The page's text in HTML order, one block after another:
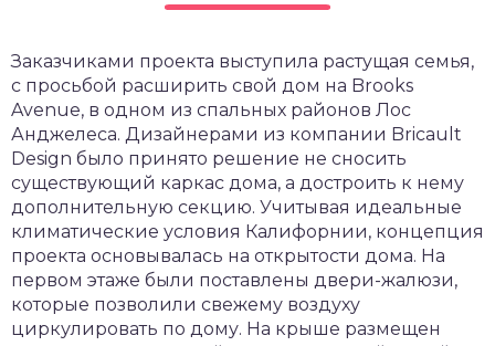
Заказчиками проекта выступила растущая семья,
с просьбой расширить свой дом на Brooks
Avenue, в одном из спальных районов Лос
Анджелеса. Дизайнерами из компании Bricault
Design было принято решение не сносить
существующий каркас дома, а достроить к нему
дополнительную секцию. Учитывая идеальные
климатические условия Калифорнии, концепция
проекта основывалась на открытости дома. На
первом этаже были поставлены двери-жалюзи,
которые позволили свежему воздуху
циркулировать по дому. На крыше размещен